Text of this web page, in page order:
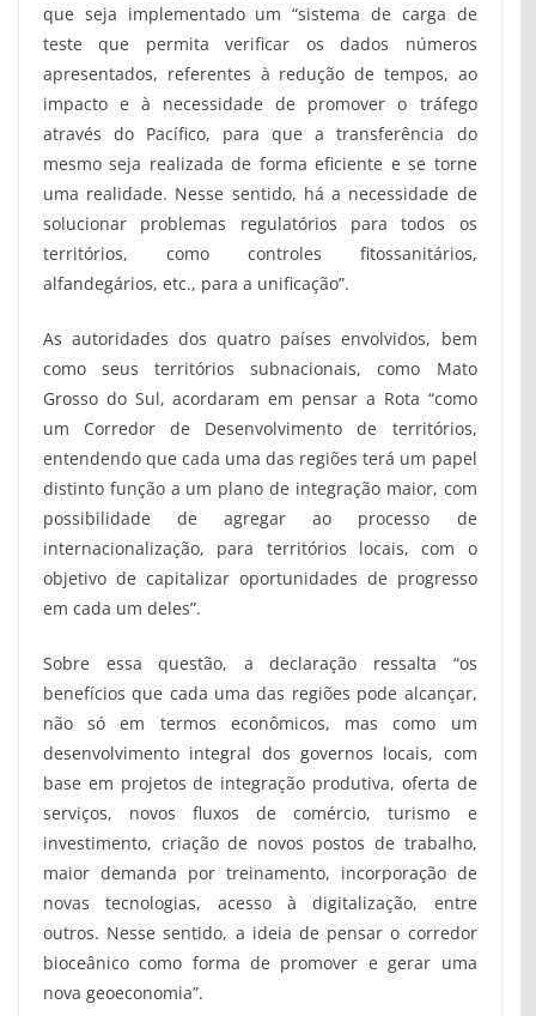
que seja implementado um “sistema de carga de
teste que permita verificar os dados números
apresentados, referentes à redução de tempos, ao
impacto e à necessidade de promover o tráfego
através do Pacífico, para que a transferência do
mesmo seja realizada de forma eficiente e se torne
uma realidade. Nesse sentido, há a necessidade de
solucionar problemas regulatórios para todos os
territórios, como controles fitossanitários,
alfandegários, etc., para a unificação”.
As autoridades dos quatro países envolvidos, bem
como seus territórios subnacionais, como Mato
Grosso do Sul, acordaram em pensar a Rota “como
um Corredor de Desenvolvimento de territórios,
entendendo que cada uma das regiões terá um papel
distinto função a um plano de integração maior, com
possibilidade de agregar ao processo de
internacionalização, para territórios locais, com o
objetivo de capitalizar oportunidades de progresso
em cada um deles”.
Sobre essa questão, a declaração ressalta “os
benefícios que cada uma das regiões pode alcançar,
não só em termos econômicos, mas como um
desenvolvimento integral dos governos locais, com
base em projetos de integração produtiva, oferta de
serviços, novos fluxos de comércio, turismo e
investimento, criação de novos postos de trabalho,
maior demanda por treinamento, incorporação de
novas tecnologias, acesso à digitalização, entre
outros. Nesse sentido, a ideia de pensar o corredor
bioceânico como forma de promover e gerar uma
nova geoeconomia”.